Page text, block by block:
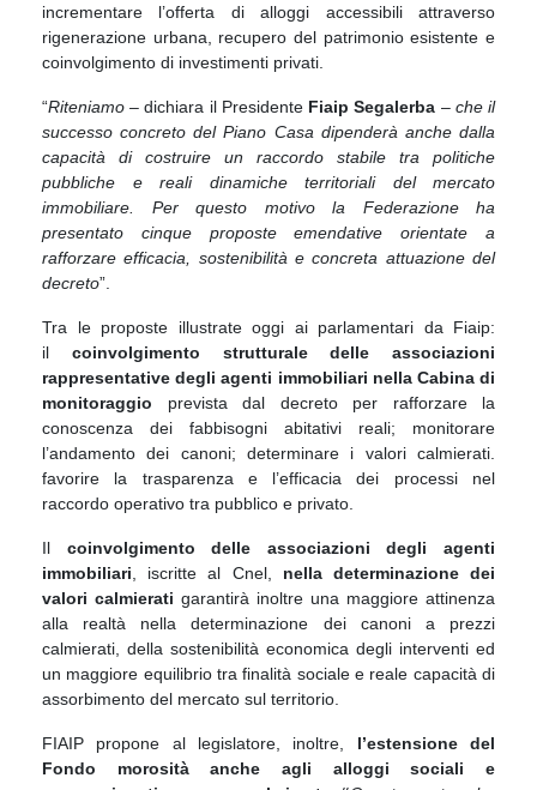
incrementare l’offerta di alloggi accessibili attraverso
rigenerazione urbana, recupero del patrimonio esistente e
coinvolgimento di investimenti privati.
“Riteniamo – dichiara il Presidente Fiaip Segalerba – che il
successo concreto del Piano Casa dipenderà anche dalla
capacità di costruire un raccordo stabile tra politiche
pubbliche e reali dinamiche territoriali del mercato
immobiliare. Per questo motivo la Federazione ha
presentato cinque proposte emendative orientate a
rafforzare efficacia, sostenibilità e concreta attuazione del
decreto”.
Tra le proposte illustrate oggi ai parlamentari da Fiaip:
il coinvolgimento strutturale delle associazioni
rappresentative degli agenti immobiliari nella Cabina di
monitoraggio prevista dal decreto per rafforzare la
conoscenza dei fabbisogni abitativi reali; monitorare
l’andamento dei canoni; determinare i valori calmierati.
favorire la trasparenza e l’efficacia dei processi nel
raccordo operativo tra pubblico e privato.
Il coinvolgimento delle associazioni degli agenti
immobiliari , iscritte al Cnel, nella determinazione dei
valori calmierati garantirà inoltre una maggiore attinenza
alla realtà nella determinazione dei canoni a prezzi
calmierati, della sostenibilità economica degli interventi ed
un maggiore equilibrio tra finalità sociale e reale capacità di
assorbimento del mercato sul territorio.
FIAIP propone al legislatore, inoltre, l’estensione del
Fondo morosità anche agli alloggi sociali e